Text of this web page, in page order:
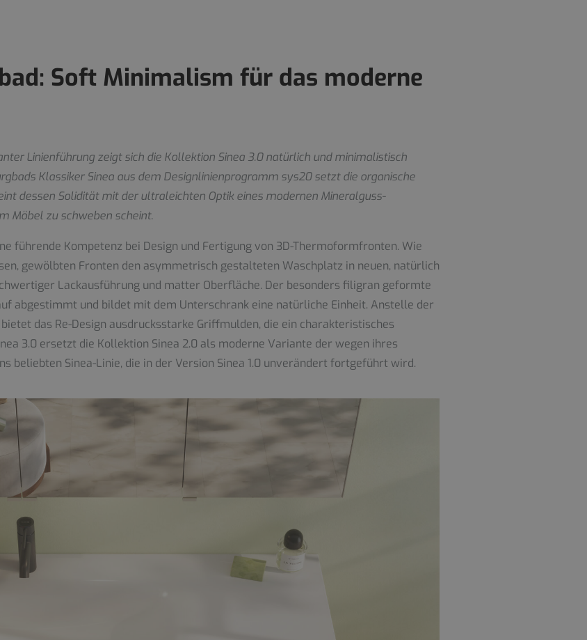
Soft Minimalism für das moderne
Linienführung zeigt sich die Kollektion Sinea 3.0 natürlich und minimalistisch
Klassiker Sinea aus dem Designlinienprogramm sys20 setzt die organische
dessen Solidität mit der ultraleichten Optik eines modernen Mineralguss-
Möbel zu schweben scheint.
führende Kompetenz bei Design und Fertigung von 3D-Thermoformfronten. Wie
gewölbten Fronten den asymmetrisch gestalteten Waschplatz in neuen, natürlich
Lackausführung und matter Oberfläche. Der besonders filigran geformte
abgestimmt und bildet mit dem Unterschrank eine natürliche Einheit. Anstelle der
das Re-Design ausdrucksstarke Griffmulden, die ein charakteristisches
3.0 ersetzt die Kollektion Sinea 2.0 als moderne Variante der wegen ihres
beliebten Sinea-Linie, die in der Version Sinea 1.0 unverändert fortgeführt wird.